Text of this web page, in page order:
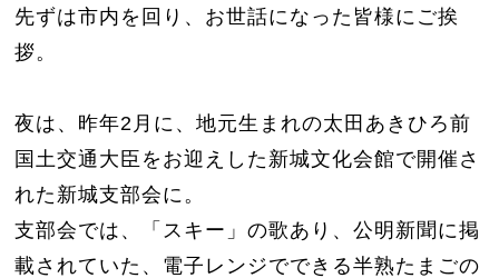
先ずは市内を回り、お世話になった皆様にご挨
拶。
夜は、昨年2月に、地元生まれの太田あきひろ前
国土交通大臣をお迎えした新城文化会館で開催さ
れた新城支部会に。
支部会では、「スキー」の歌あり、公明新聞に掲
載されていた、電子レンジでできる半熟たまごの